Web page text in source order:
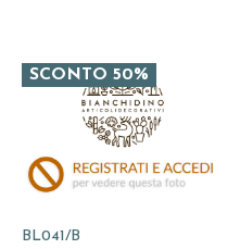
BL041/B
SCONTO 50%